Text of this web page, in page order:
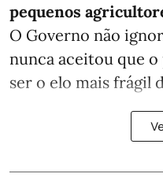
pequenos
O Governo não
nunca aceitou que
ser o elo mais frágil